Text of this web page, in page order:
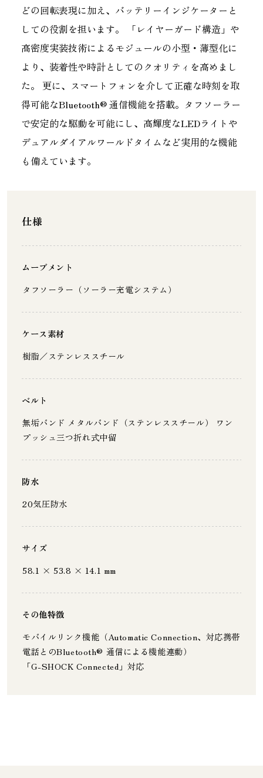
どの回転表現に加え、バッテリーインジケーターと
しての役割を担います。 「レイヤーガード構造」や
高密度実装技術によるモジュールの小型・薄型化に
より、装着性や時計としてのクオリティを高めまし
た。 更に、スマートフォンを介して正確な時刻を取
得可能なBluetooth® 通信機能を搭載。タフソーラー
で安定的な駆動を可能にし、高輝度なLEDライトや
デュアルダイアルワールドタイムなど実用的な機能
も備えています。
仕様
ムーブメント
タフソーラー（ソーラー充電システム）
ケース素材
樹脂／ステンレススチール
ベルト
無垢バンド メタルバンド（ステンレススチール） ワン
プッシュ三つ折れ式中留
防水
20気圧防水
サイズ
58.1 × 53.8 × 14.1 mm
その他特徴
モバイルリンク機能（Automatic Connection、対応携帯
電話とのBluetooth® 通信による機能連動）
「G-SHOCK Connected」対応